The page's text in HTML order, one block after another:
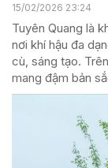
15/02/2026 23:24
Tuyên Quang là
nơi khí hậu đa
cù, sáng tạo.
mang đậm bản